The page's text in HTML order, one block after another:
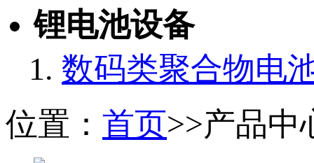
锂电池设备
数码类聚合物电
位置： 首页>>产品中